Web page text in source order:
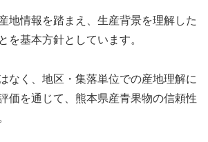
地情報を踏まえ、生産背景を理解した
を基本方針としています。
なく、地区・集落単位での産地理解に
価を通じて、熊本県産青果物の信頼性